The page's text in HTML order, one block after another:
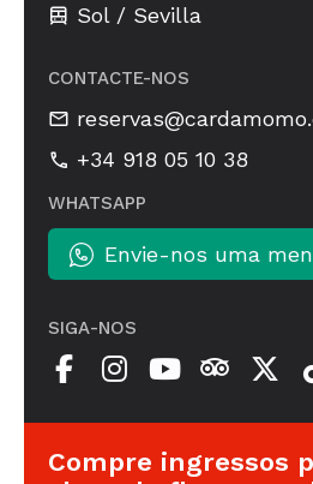
Sol / Sevilla
CONTACTE-NOS
+34 918 05 10 38
WHATSAPP
Envie-nos uma
SIGA-NOS
Compre ingressos